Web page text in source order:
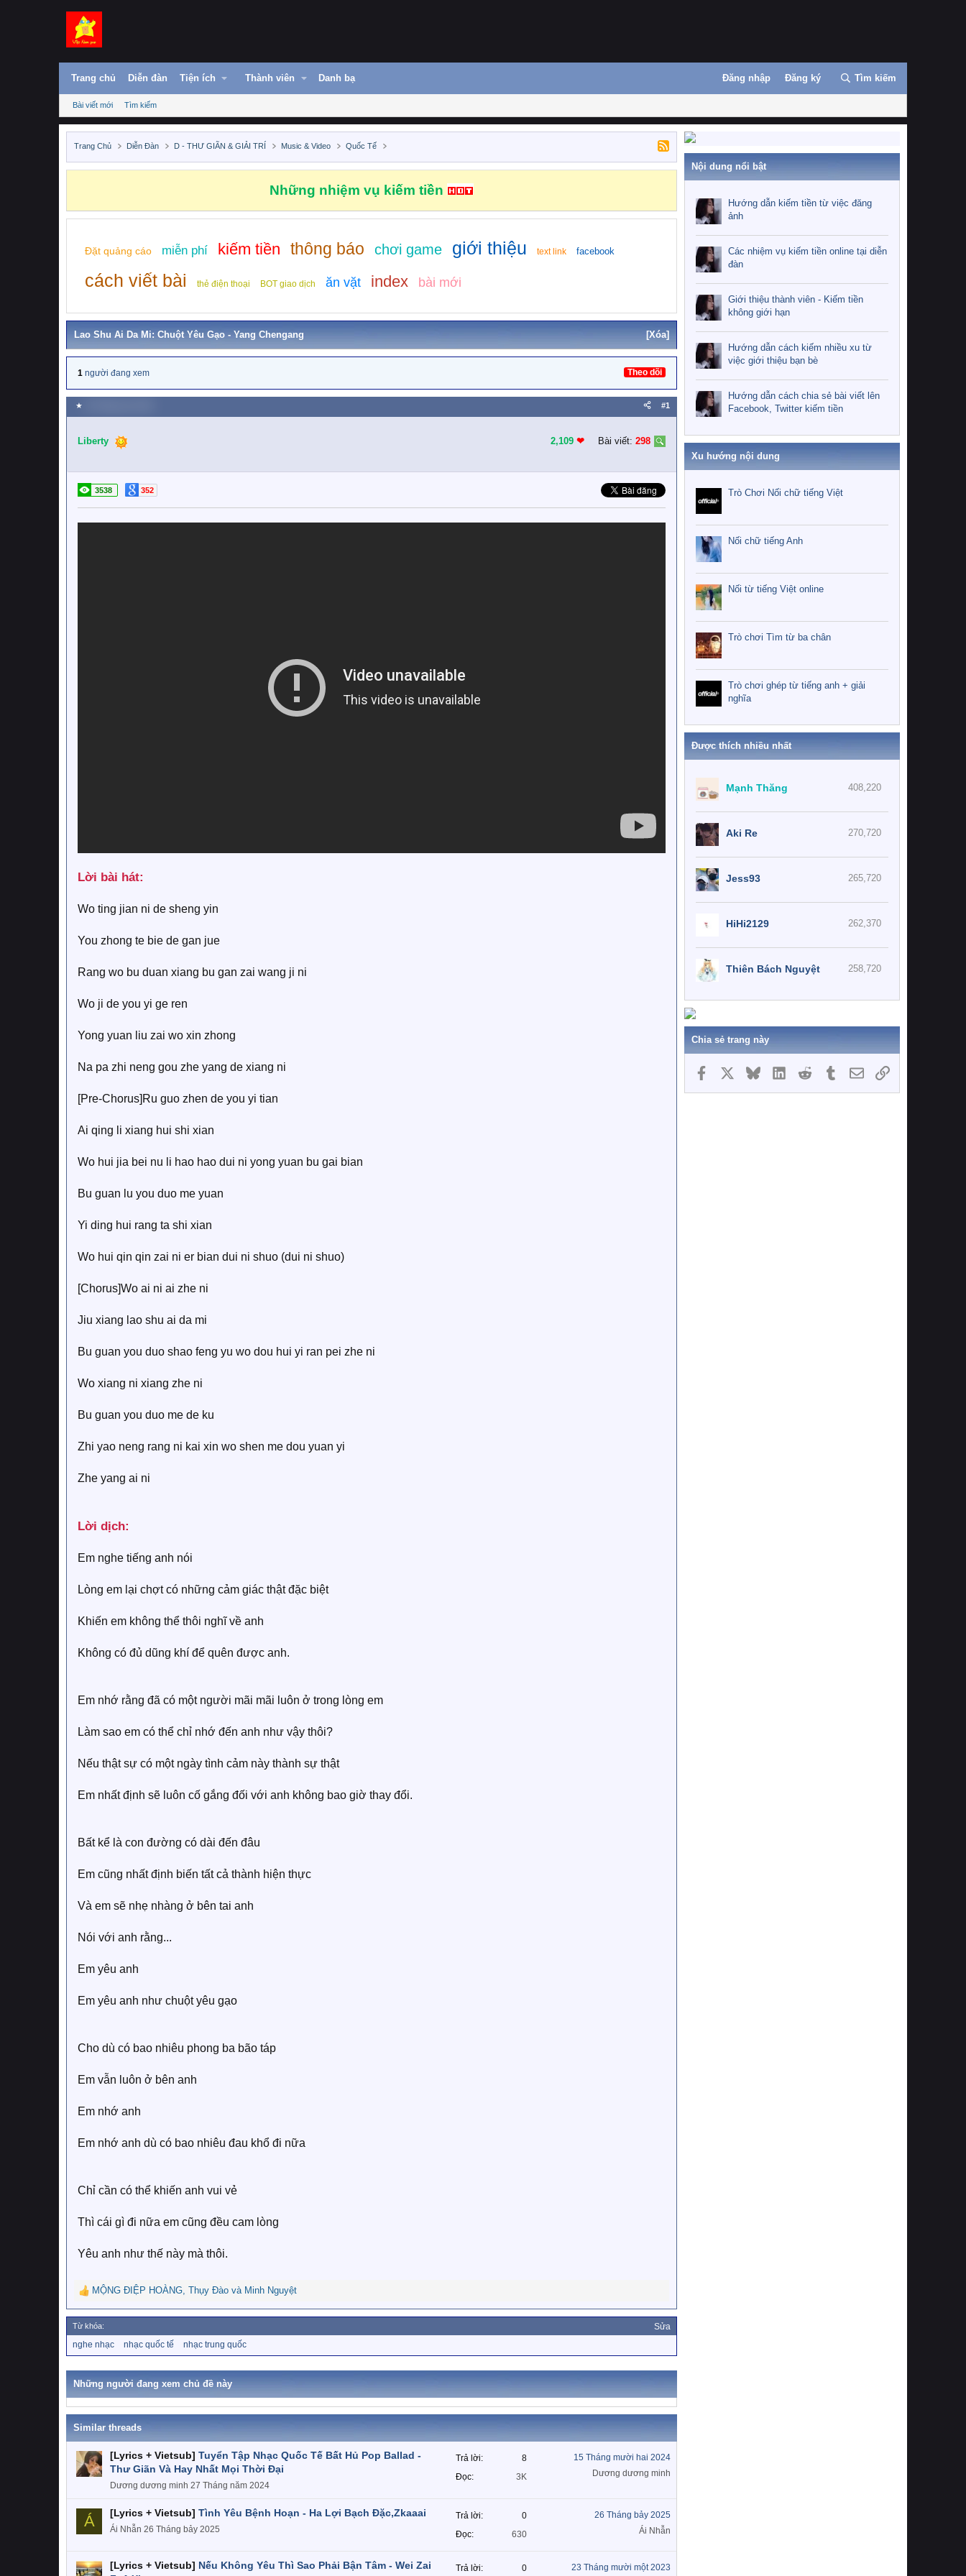
Trang chủ Diễn đàn Tiện ích Thành viên Danh bạ Đăng nhập Đăng ký Tìm kiếm
Bài viết mới Tìm kiếm
Trang Chủ Diễn Đàn D - THƯ GIÃN & GIẢI TRÍ Music & Video Quốc Tế
Những nhiệm vụ kiếm tiền
Đặt quảng cáo miễn phí kiếm tiền thông báo chơi game giới thiệu text link facebook
cách viết bài thẻ điện thoại BOT giao dịch ăn vặt index bài mới
Lao Shu Ai Da Mi: Chuột Yêu Gạo - Yang Chengang [Xóa]
1 người đang xem Theo dõi
★ #1
Liberty 2,109 ❤︎ Bài viết: 298
3538 352
Lời bài hát:​
Wo ting jian ni de sheng yin
You zhong te bie de gan jue
Rang wo bu duan xiang bu gan zai wang ji ni
Wo ji de you yi ge ren
Yong yuan liu zai wo xin zhong
Na pa zhi neng gou zhe yang de xiang ni
[Pre-Chorus]Ru guo zhen de you yi tian
Ai qing li xiang hui shi xian
Wo hui jia bei nu li hao hao dui ni yong yuan bu gai bian
Bu guan lu you duo me yuan
Yi ding hui rang ta shi xian
Wo hui qin qin zai ni er bian dui ni shuo (dui ni shuo)
[Chorus]Wo ai ni ai zhe ni
Jiu xiang lao shu ai da mi
Bu guan you duo shao feng yu wo dou hui yi ran pei zhe ni
Wo xiang ni xiang zhe ni
Bu guan you duo me de ku
Zhi yao neng rang ni kai xin wo shen me dou yuan yi
Zhe yang ai ni
Lời dịch:​
Em nghe tiếng anh nói
Lòng em lại chợt có những cảm giác thật đặc biệt
Khiến em không thể thôi nghĩ về anh
Không có đủ dũng khí để quên được anh.
Em nhớ rằng đã có một người mãi mãi luôn ở trong lòng em
Làm sao em có thể chỉ nhớ đến anh như vậy thôi?
Nếu thật sự có một ngày tình cảm này thành sự thật
Em nhất định sẽ luôn cố gắng đối với anh không bao giờ thay đổi.
Bất kể là con đường có dài đến đâu
Em cũng nhất định biến tất cả thành hiện thực
Và em sẽ nhẹ nhàng ở bên tai anh
Nói với anh rằng...
Em yêu anh
Em yêu anh như chuột yêu gạo
Cho dù có bao nhiêu phong ba bão táp
Em vẫn luôn ở bên anh
Em nhớ anh
Em nhớ anh dù có bao nhiêu đau khổ đi nữa
Chỉ cần có thể khiến anh vui vẻ
Thì cái gì đi nữa em cũng đều cam lòng
Yêu anh như thế này mà thôi.
R
e
a
c
t
o
n
s
:
MỘNG ĐIỆP HOÀNG, Thụy Đào và Minh Nguyệt
Từ khóa: Sửa
ừ
a
nghe nhạc nhạc quốc tế nhạc trung quốc
Những người đang xem chủ đề này
Similar threads
[Lyrics + Vietsub] Tuyển Tập Nhạc Quốc Tế Bất Hủ Pop Ballad -
Thư Giãn Và Hay Nhất Mọi Thời Đại
Dương dương minh 27 Tháng năm 2024
Trả lời
8
Đọc
3K
15 Tháng mười hai 2024
Dương dương minh
Á [Lyrics + Vietsub] Tình Yêu Bệnh Hoạn - Ha Lợi Bạch Đặc,Zkaaai
Ái Nhẫn 26 Tháng bảy 2025
Trả lời
0
Đọc
630
26 Tháng bảy 2025
Ái Nhẫn
[Lyrics + Vietsub] Nếu Không Yêu Thì Sao Phải Bận Tâm - Wei Zai
Trả lời 0 23 Tháng mười một 2023
Nội dung nổi bật
Hướng dẫn kiếm tiền từ việc đăng
ảnh
Các nhiệm vụ kiếm tiền online tại diễn
đàn
Giới thiệu thành viên - Kiếm tiền
không giới hạn
Hướng dẫn cách kiếm nhiều xu từ
việc giới thiệu bạn bè
Hướng dẫn cách chia sẻ bài viết lên
Facebook, Twitter kiếm tiền
Xu hướng nội dung
Trò Chơi Nối chữ tiếng Việt
Nối chữ tiếng Anh
Nối từ tiếng Việt online
Trò chơi Tìm từ ba chân
Trò chơi ghép từ tiếng anh + giải
nghĩa
Được thích nhiều nhất
408,220
Mạnh Thăng
270,720
Aki Re
265,720
Jess93
262,370
HiHi2129
258,720
Thiên Bách Nguyệt
Chia sẻ trang này
Facebook BlueskyLinkedInReddit TumblrEmailLink